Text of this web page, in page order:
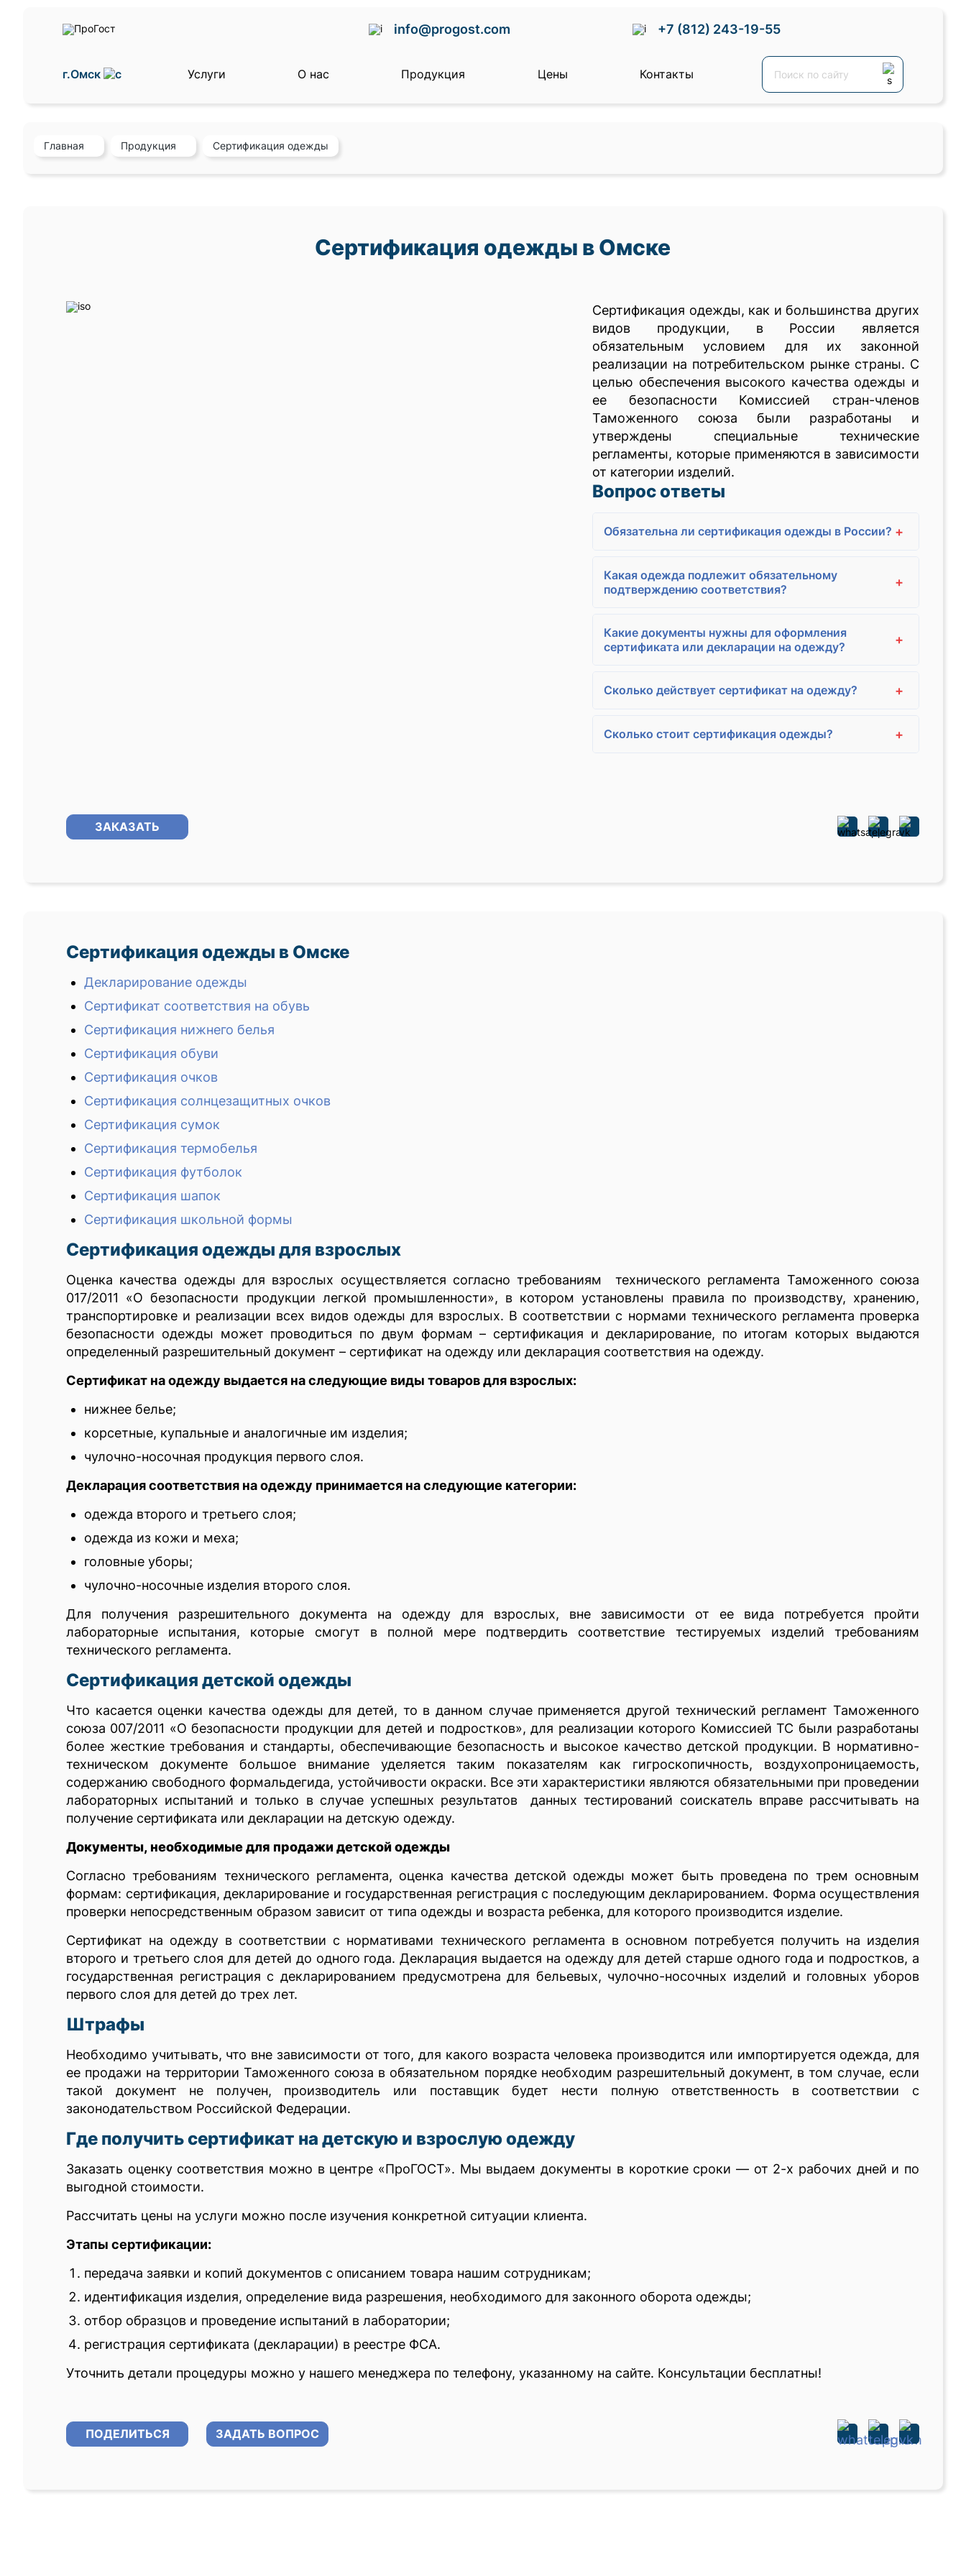
info@progost.com +7 (812) 243-19-55
г.Омск Услуги О нас Продукция Цены Контакты
Главная Продукция Сертификация одежды
Сертификация одежды в Омске
Сертификация одежды, как и большинства других
видов продукции, в России является
обязательным условием для их законной
реализации на потребительском рынке страны. С
целью обеспечения высокого качества одежды и
ее безопасности Комиссией стран-членов
Таможенного союза были разработаны и
утверждены специальные технические
регламенты, которые применяются в зависимости
от категории изделий.
Вопрос ответы
Обязательна ли сертификация одежды в России? +
Какая одежда подлежит обязательному
подтверждению соответствия?
+
Какие документы нужны для оформления
сертификата или декларации на одежду?
+
Сколько действует сертификат на одежду? +
Сколько стоит сертификация одежды? +
ЗАКАЗАТЬ
Сертификация одежды в Омске
Декларирование одежды
Сертификат соответствия на обувь
Сертификация нижнего белья
Сертификация обуви
Сертификация очков
Сертификация солнцезащитных очков
Сертификация сумок
Сертификация термобелья
Сертификация футболок
Сертификация шапок
Сертификация школьной формы
Сертификация одежды для взрослых
Оценка качества одежды для взрослых осуществляется согласно требованиям технического регламента Таможенного союза
017/2011 «О безопасности продукции легкой промышленности», в котором установлены правила по производству, хранению,
транспортировке и реализации всех видов одежды для взрослых. В соответствии с нормами технического регламента проверка
безопасности одежды может проводиться по двум формам – сертификация и декларирование, по итогам которых выдаются
определенный разрешительный документ – сертификат на одежду или декларация соответствия на одежду.
Сертификат на одежду выдается на следующие виды товаров для взрослых:
нижнее белье;
корсетные, купальные и аналогичные им изделия;
чулочно-носочная продукция первого слоя.
Декларация соответствия на одежду принимается на следующие категории:
одежда второго и третьего слоя;
одежда из кожи и меха;
головные уборы;
чулочно-носочные изделия второго слоя.
Для получения разрешительного документа на одежду для взрослых, вне зависимости от ее вида потребуется пройти
лабораторные испытания, которые смогут в полной мере подтвердить соответствие тестируемых изделий требованиям
технического регламента.
Сертификация детской одежды
Что касается оценки качества одежды для детей, то в данном случае применяется другой технический регламент Таможенного
союза 007/2011 «О безопасности продукции для детей и подростков», для реализации которого Комиссией ТС были разработаны
более жесткие требования и стандарты, обеспечивающие безопасность и высокое качество детской продукции. В нормативно-
техническом документе большое внимание уделяется таким показателям как гигроскопичность, воздухопроницаемость,
содержанию свободного формальдегида, устойчивости окраски. Все эти характеристики являются обязательными при проведении
лабораторных испытаний и только в случае успешных результатов данных тестирований соискатель вправе рассчитывать на
получение сертификата или декларации на детскую одежду.
Документы, необходимые для продажи детской одежды
Согласно требованиям технического регламента, оценка качества детской одежды может быть проведена по трем основным
формам: сертификация, декларирование и государственная регистрация с последующим декларированием. Форма осуществления
проверки непосредственным образом зависит от типа одежды и возраста ребенка, для которого производится изделие.
Сертификат на одежду в соответствии с нормативами технического регламента в основном потребуется получить на изделия
второго и третьего слоя для детей до одного года. Декларация выдается на одежду для детей старше одного года и подростков, а
государственная регистрация с декларированием предусмотрена для бельевых, чулочно-носочных изделий и головных уборов
первого слоя для детей до трех лет.
Штрафы
Необходимо учитывать, что вне зависимости от того, для какого возраста человека производится или импортируется одежда, для
ее продажи на территории Таможенного союза в обязательном порядке необходим разрешительный документ, в том случае, если
такой документ не получен, производитель или поставщик будет нести полную ответственность в соответствии с
законодательством Российской Федерации.
Где получить сертификат на детскую и взрослую одежду
Заказать оценку соответствия можно в центре «ПроГОСТ». Мы выдаем документы в короткие сроки — от 2-х рабочих дней и по
выгодной стоимости.
Рассчитать цены на услуги можно после изучения конкретной ситуации клиента.
Этапы сертификации:
передача заявки и копий документов с описанием товара нашим сотрудникам;
идентификация изделия, определение вида разрешения, необходимого для законного оборота одежды;
отбор образцов и проведение испытаний в лаборатории;
регистрация сертификата (декларации) в реестре ФСА.
Уточнить детали процедуры можно у нашего менеджера по телефону, указанному на сайте. Консультации бесплатны!
ПОДЕЛИТЬСЯ ЗАДАТЬ ВОПРОС